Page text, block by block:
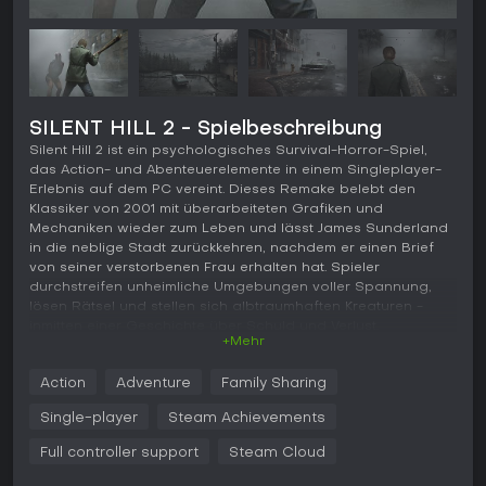
SILENT HILL 2 - Spielbeschreibung
Silent Hill 2 ist ein psychologisches Survival-Horror-Spiel,
das Action- und Abenteuerelemente in einem Singleplayer-
Erlebnis auf dem PC vereint. Dieses Remake belebt den
Klassiker von 2001 mit überarbeiteten Grafiken und
Mechaniken wieder zum Leben und lässt James Sunderland
in die neblige Stadt zurückkehren, nachdem er einen Brief
von seiner verstorbenen Frau erhalten hat. Spieler
durchstreifen unheimliche Umgebungen voller Spannung,
lösen Rätsel und stellen sich albtraumhaften Kreaturen -
Das Gameplay dreht sich um Erkundung, Rätsellösen und
Kämpfe aus Third-Person-Over-the-Shoulder-Perspektive.
darunter zuvor unzugängliche Gebäude und neue Orte, die
+Mehr
Action Adventure Family Sharing
Single-player Steam Achievements
Full controller support Steam Cloud